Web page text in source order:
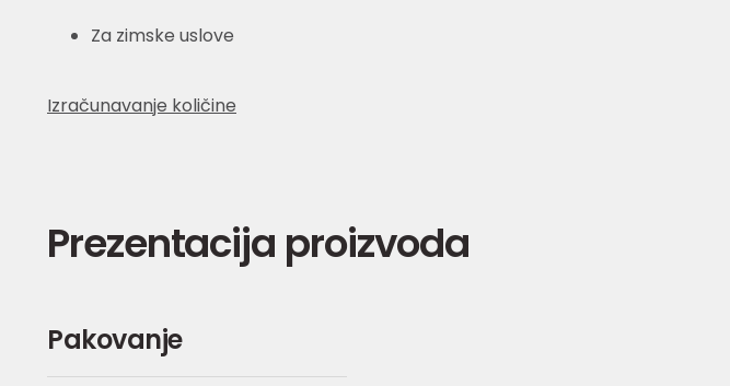
Za zimske uslove
Izračunavanje količine
Prezentacija proizvoda
Pakovanje